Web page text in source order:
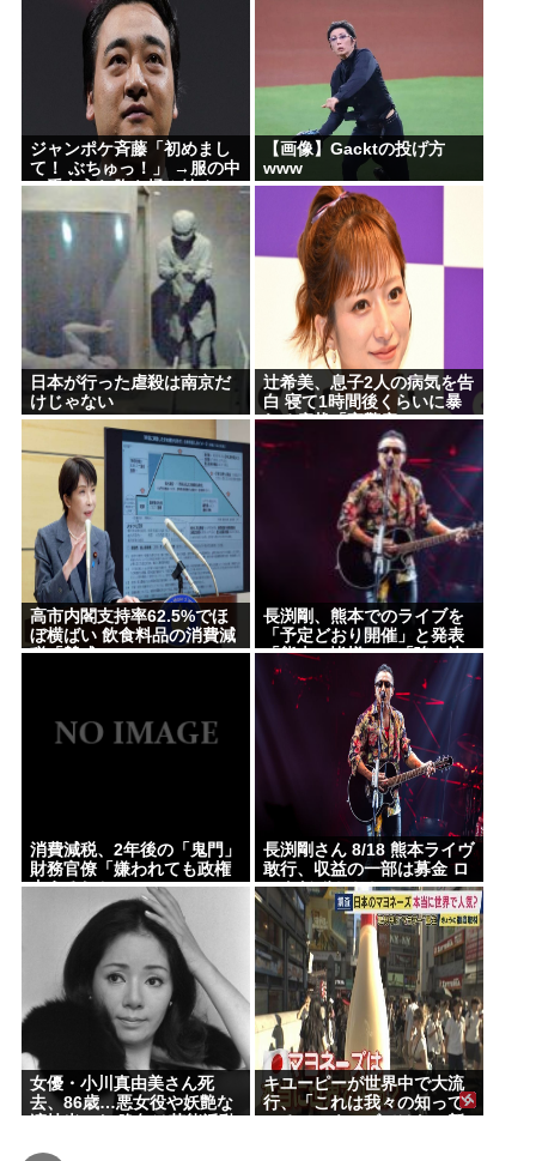
ジャンポケ斉藤「初めまし
て！ ぶちゅっ！」 →服の中
に手を入れ胸を揉み始め
る。 これ異常者だろ(´・
ω・`)
【画像】Gacktの投げ方
www
日本が行った虐殺は南京だ
けじゃない
辻希美、息子2人の病気を告
白 寝て1時間後くらいに暴
れる症状「夜驚症」にファ
ンからアドバイスの声
高市内閣支持率62.5%でほ
ぼ横ばい 飲食料品の消費減
税「賛成」52.9%
長渕剛、熊本でのライブを
「予定どおり開催」と発表
「熊本の皆様へ」「強い決
意」のメッセージ&寄付も
消費減税、2年後の「鬼門」
財務官僚「嫌われても政権
支えるしか」
長渕剛さん 8/18 熊本ライヴ
敢行、収益の一部は募金 ロ
ックだぜ！！！
女優・小川真由美さん死
去、86歳…悪女役や妖艶な
キユーピーが世界中で大流
行、「これは我々の知って